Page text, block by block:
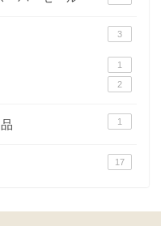
3
1
2
1
17